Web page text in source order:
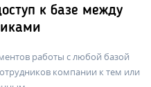
к базе между
работы с любой базой
компании к тем или